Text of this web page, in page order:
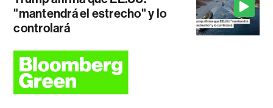
"mantendrá el estrecho" y lo
controlará